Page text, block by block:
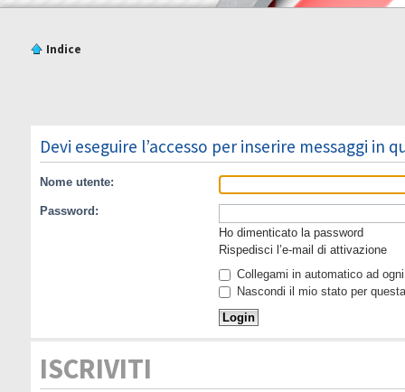
Indice
Devi eseguire l’accesso per inserire messaggi in
Nome utente:
Password:
Ho dimenticato la password
Rispedisci l’e-mail di attivazione
Collegami in automatico ad
Nascondi il mio stato per
ISCRIVITI